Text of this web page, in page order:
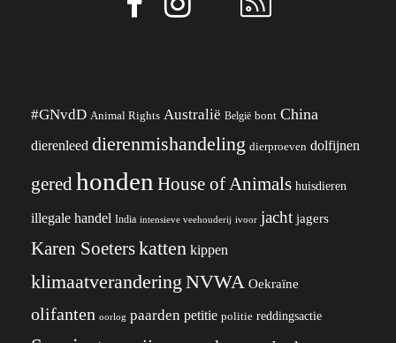
#GNvdD Animal Rights Australië België bont China
dierenleed dierenmishandeling dierproeven dolfijnen
gered honden House of Animals huisdieren
illegale handel India intensieve veehouderij ivoor jacht jagers
Karen Soeterskatten kippen
klimaatverandering NVWA Oekraïne
olifanten oorlog paarden petitie politie reddingsactie